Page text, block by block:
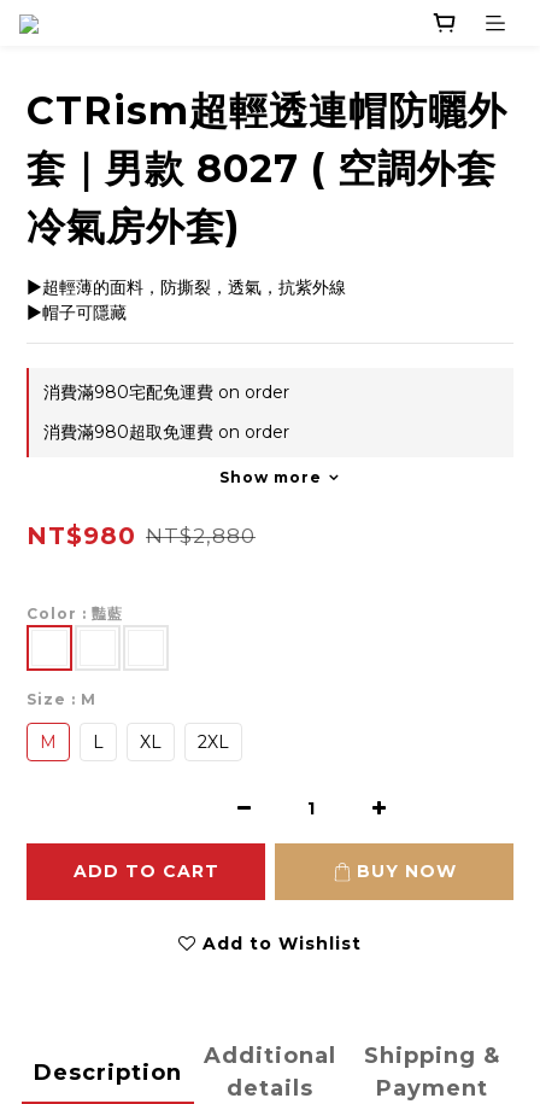
CTRism超輕透連帽防曬外
套｜男款 8027 ( 空調外套
冷氣房外套)
▶超輕薄的面料，防撕裂，透氣，抗紫外線
▶帽子可隱藏
消費滿980宅配免運費 on order
消費滿980超取免運費 on order
Show more
NT$980 NT$2,880
Color : 豔藍
Size : M
M L XL 2XL
ADD TO CART BUY NOW
Add to Wishlist
Description
Additional
details
Shipping &
Payment